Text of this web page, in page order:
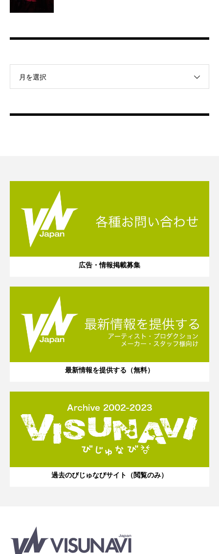
月を選択
広告・情報掲載募集
最新情報を提供する（無料）
過去のびじゅなびサイト（閲覧のみ）